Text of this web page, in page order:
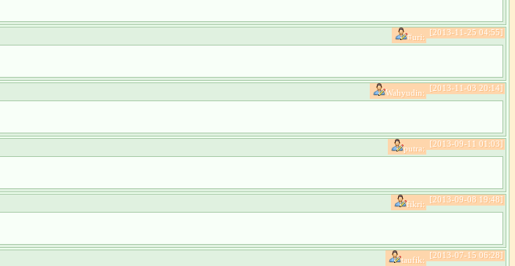
[2013-11-25 04:55]
#uri:
[2013-11-03 20:14]
Wahyudin:
[2013-09-11 01:03]
putra:
[2013-09-08 19:48]
fikri:
[2013-07-15 06:28]
taufik: